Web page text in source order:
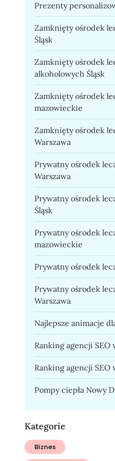
Prezenty
Zamknięty ośrodek
Śląsk
Zamknięty ośrodek
alkoholowych Śląsk
Zamknięty ośrodek
mazowieckie
Zamknięty ośrodek
Warszawa
Prywatny ośrodek
Warszawa
Prywatny ośrodek
Śląsk
Prywatny ośrodek
mazowieckie
Prywatny ośrodek
Prywatny ośrodek
Warszawa
Najlepsze animacje
Ranking agencji SEO
Ranking agencji SEO
Pompy ciepła Nowy
Kategorie
Biznes